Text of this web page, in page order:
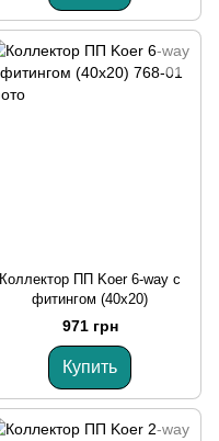
Коллектор ПП Koer 6-way с
фитингом (40x20)
971 грн
Купить